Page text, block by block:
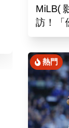
MiLB(
訪！「
被讚爆
熱門